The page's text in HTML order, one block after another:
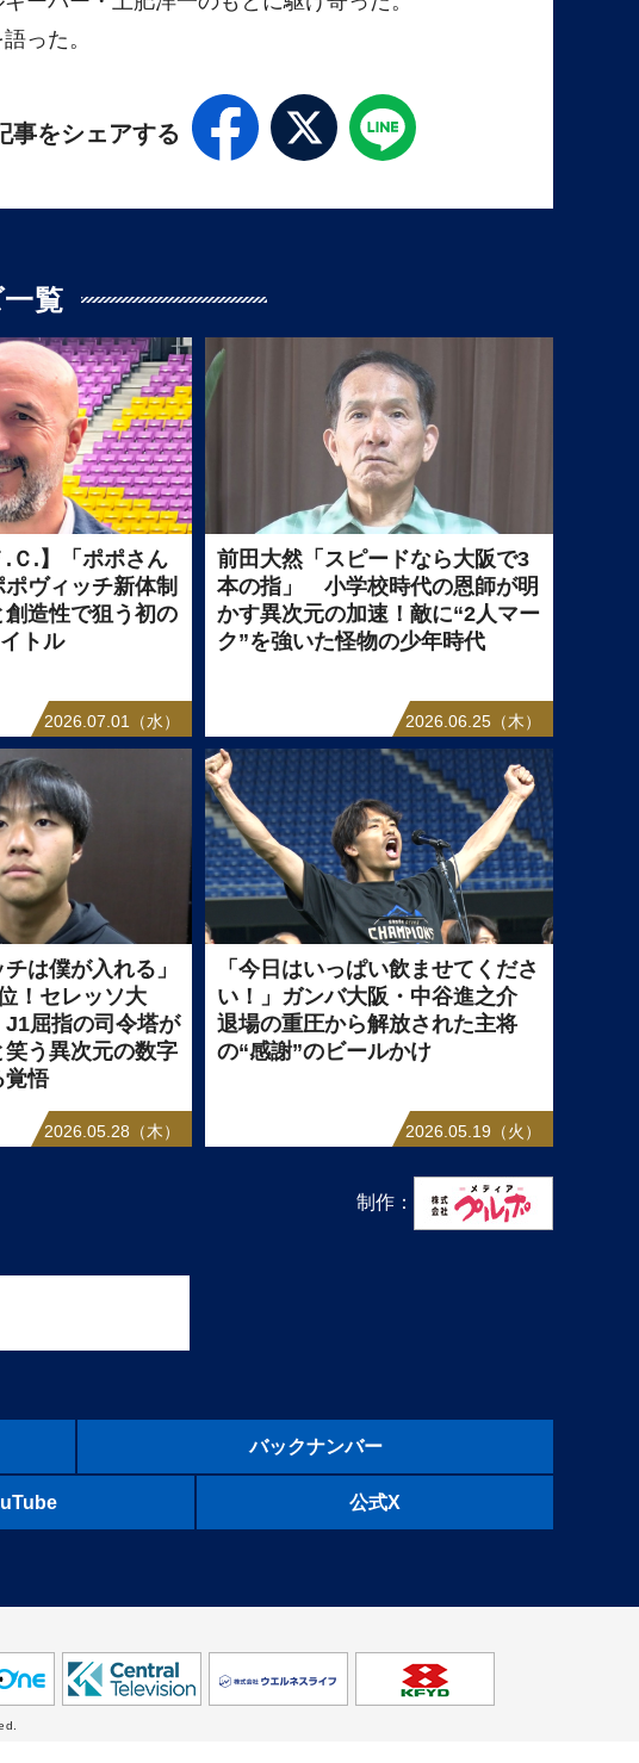
った。
事をシェアする
覧
.Ｃ.】「ポポさん
ヴィッチ新体制
造性で狙う初の
トル
2026.07.01（水）
前田大然「スピードなら大阪で3
本の指」 小学校時代の恩師が明
かす異次元の加速！敵に“2人マー
ク”を強いた怪物の少年時代
2026.06.25（木）
は僕が入れる」
！セレッソ大
屈指の司令塔が
笑う異次元の数字
覚悟
2026.05.28（木）
「今日はいっぱい飲ませてくださ
い！」ガンバ大阪・中谷進之介
退場の重圧から解放された主将
の“感謝”のビールかけ
2026.05.19（火）
制作：
バックナンバー
公式X